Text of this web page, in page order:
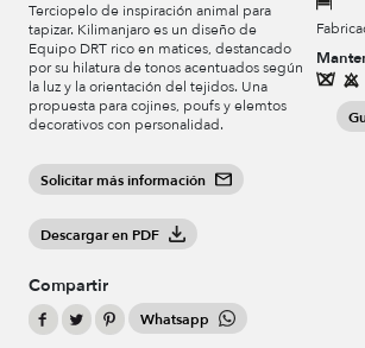
Terciopelo de inspiración animal para
tapizar. Kilimanjaro es un diseño de
Equipo DRT rico en matices, destancado
por su hilatura de tonos acentuados según
la luz y la orientación del tejidos. Una
propuesta para cojines, poufs y elemtos
decorativos con personalidad.
Solicitar más información
Descargar en PDF
Compartir
Whatsapp